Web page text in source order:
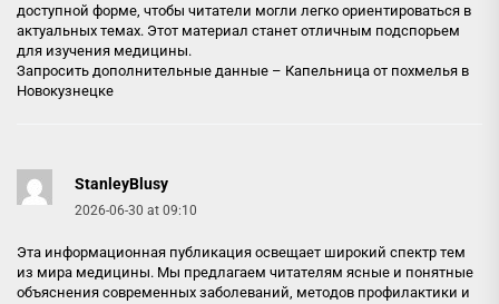
доступной форме, чтобы читатели могли легко ориентироваться в
актуальных темах. Этот материал станет отличным подспорьем
для изучения медицины.
Запросить дополнительные данные – Капельница от похмелья в
Новокузнецке
StanleyBlusy
2026-06-30 at 09:10
Эта информационная публикация освещает широкий спектр тем
из мира медицины. Мы предлагаем читателям ясные и понятные
объяснения современных заболеваний, методов профилактики и